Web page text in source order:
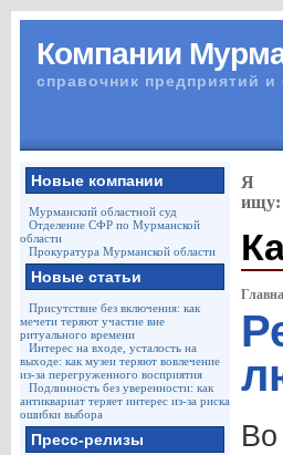
Компании
справочник предприятий
Новые компании
Мурманский областной суд
Отделение СФР по Мурманской
области
Прокуратура Мурманской области
Новые статьи
Присутствие без включения: как
мечети теряют участие вне
ритуального времени
Интерес на входе, усталость на
выходе: как музеи теряют вовлечение
из-за перегруженного восприятия
Подлинность без уверенности: как
антиквариат теряет интерес из-за риска
ошибки выбора
Пресс-релизы
Я
ищу:
Во